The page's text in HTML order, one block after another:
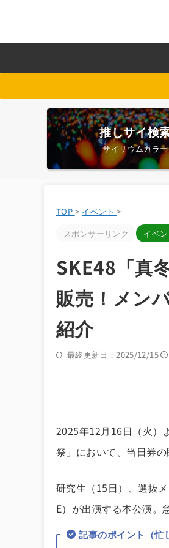
推しサイ検
サイリウムカラー
TOP > イベント >
スポンサーリンク
イベン
SKE48「真
販売！メン
紹介
最終更新日：2025/12/15
2025年12月16日（火）
祭」において、当日券の
研究生（15日）、選抜
E）が出演する本公演。
記事のポイント（忙